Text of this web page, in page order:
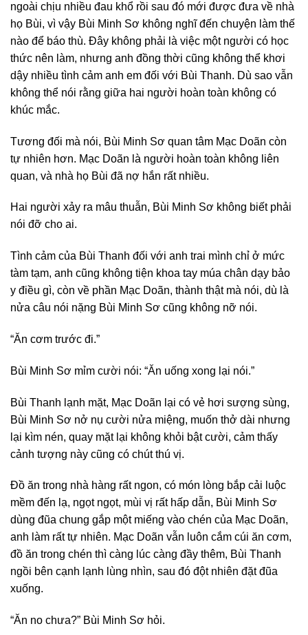
ngoài chịu nhiều đau khổ rồi sau đó mới được đưa về nhà
họ Bùi, vì vậy Bùi Minh Sơ không nghĩ đến chuyện làm thế
nào để báo thù. Đây không phải là việc một người có học
thức nên làm, nhưng anh đồng thời cũng không thể khơi
dậy nhiều tình cảm anh em đối với Bùi Thanh. Dù sao vẫn
không thể nói rằng giữa hai người hoàn toàn không có
khúc mắc.
Tương đối mà nói, Bùi Minh Sơ quan tâm Mạc Doãn còn
tự nhiên hơn. Mạc Doãn là người hoàn toàn không liên
quan, và nhà họ Bùi đã nợ hắn rất nhiều.
Hai người xảy ra mâu thuẫn, Bùi Minh Sơ không biết phải
nói đỡ cho ai.
Tình cảm của Bùi Thanh đối với anh trai mình chỉ ở mức
tàm tạm, anh cũng không tiện khoa tay múa chân dạy bảo
y điều gì, còn về phần Mạc Doãn, thành thật mà nói, dù là
nửa câu nói nặng Bùi Minh Sơ cũng không nỡ nói.
“Ăn cơm trước đi.”
Bùi Minh Sơ mỉm cười nói: “Ăn uống xong lại nói.”
Bùi Thanh lạnh mặt, Mạc Doãn lại có vẻ hơi sượng sùng,
Bùi Minh Sơ nở nụ cười nửa miệng, muốn thở dài nhưng
lại kìm nén, quay mặt lại không khỏi bật cười, cảm thấy
cảnh tượng này cũng có chút thú vị.
Đồ ăn trong nhà hàng rất ngon, có món lòng bắp cải luộc
mềm đến lạ, ngọt ngọt, mùi vị rất hấp dẫn, Bùi Minh Sơ
dùng đũa chung gắp một miếng vào chén của Mạc Doãn,
anh làm rất tự nhiên. Mạc Doãn vẫn luôn cắm cúi ăn cơm,
đồ ăn trong chén thì càng lúc càng đầy thêm, Bùi Thanh
ngồi bên cạnh lạnh lùng nhìn, sau đó đột nhiên đặt đũa
xuống.
“Ăn no chưa?” Bùi Minh Sơ hỏi.